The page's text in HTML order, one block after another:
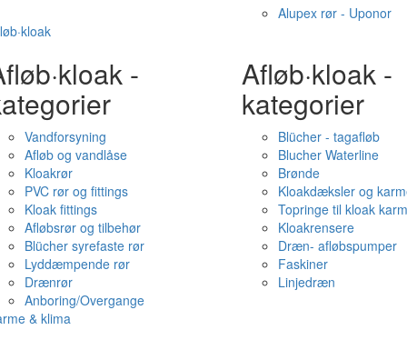
Alupex rør - Uponor
-
Vandforsyning
Afløb og vandlåse
Kloakrør
PVC rør og fittings
Kloak fittings
Afløbsrør og tilbehør
Blücher syrefaste rør
Lyddæmpende rør
Drænrør
Anboring/Overgange
Afløb·kloak -
kategorier
Blücher - tagafløb
Blucher Waterline
Brønde
Kloakdæksler og
Topringe til kloak
Kloakrensere
Dræn- afløbspumper
Faskiner
Linjedræn
& klima